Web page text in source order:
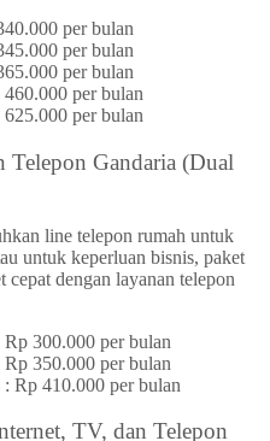
per bulan
per bulan
per bulan
460.000 per bulan
625.000 per bulan
Telepon Gandaria (Dual
line telepon rumah untuk
untuk keperluan bisnis, paket
dengan layanan telepon
Rp 300.000 per bulan
Rp 350.000 per bulan
: Rp 410.000 per bulan
TV, dan Telepon